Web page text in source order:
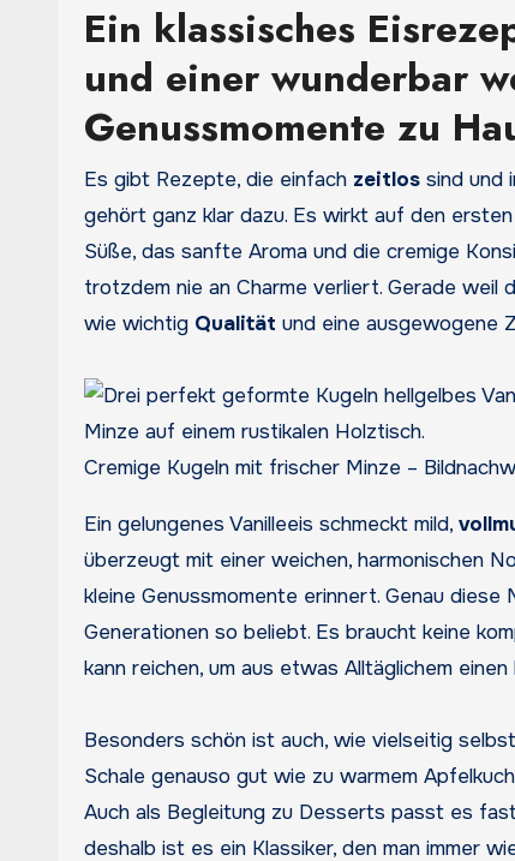
Ein klassisches
und einer wunderbar
Genussmomente zu
Es gibt Rezepte, die einfach zeitlos sind und
gehört ganz klar dazu. Es wirkt auf den
Süße, das sanfte Aroma und die cremige
trotzdem nie an Charme verliert. Gerade
wie wichtig Qualität und eine ausgewogene
Cremige Kugeln mit frischer Minze –
Ein gelungenes Vanilleeis schmeckt mild,
überzeugt mit einer weichen, harmonischen
kleine Genussmomente erinnert. Genau diese
Generationen so beliebt. Es braucht keine
kann reichen, um aus etwas Alltäglichem einen
Besonders schön ist auch, wie vielseitig
Schale genauso gut wie zu warmem
Auch als Begleitung zu Desserts passt es
deshalb ist es ein Klassiker, den man immer